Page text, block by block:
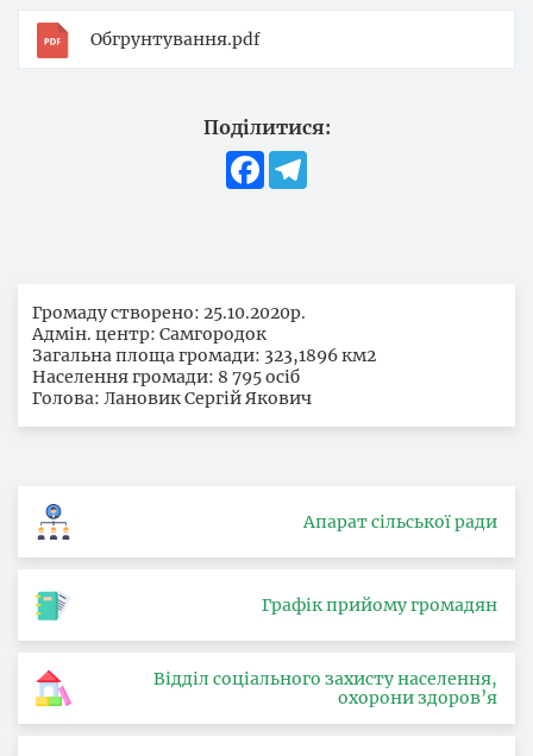
Обгрунтування.pdf
Поділитися:
Facebook
Громаду створено: 25.10.2020р.
Адмін. центр: Самгородок
Загальна площа громади: 323,1896 км2
Населення громади: 8 795 осіб
Голова: Лановик Сергій Якович
Апарат сільської ради
Графік прийому громадян
Відділ соціального захисту населення,
охорони здоров’я